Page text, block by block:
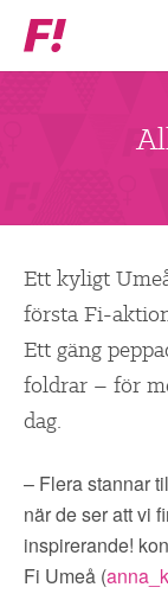
Feministiskt
initiativ
ENGAGERA
ENAD RÖST
Ett kyligt
första Fi-
Ett gäng
foldrar – för
dag.
– Flera stannar
när de ser att vi
inspirerande!
Fi Umeå (